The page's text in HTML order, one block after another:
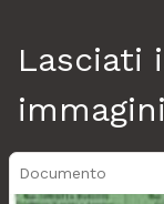
Lasciati
Documento